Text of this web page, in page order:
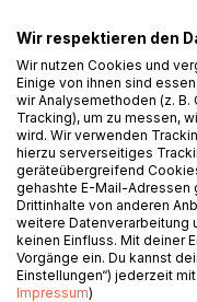
Dieses
Punkt
Die
alle
des
"MINI-
Wir respektieren den
Wir nutzen Cookies und
Einige von ihnen sind
wir Analysemethoden (z.
Tracking), um zu messen,
wird. Wir verwenden
hierzu serverseitiges
geräteübergreifend
gehashte E-Mail-Adressen
Drittinhalte von anderen
weitere Datenverarbeitung
keinen Einfluss. Mit deiner
Vorgänge ein. Du kannst
Einstellungen“) jederzeit
Impressum)